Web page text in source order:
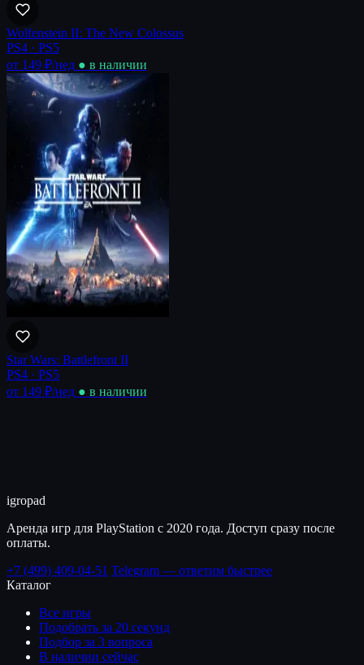
Wolfenstein II: The New Colossus
PS4 · PS5
от 149 ₽/нед ● в наличии
Star Wars: Battlefront II
PS4 · PS5
от 149 ₽/нед ● в наличии
igropad
Аренда игр для PlayStation с 2020 года. Доступ сразу после
оплаты.
+7 (499) 409-04-51 Telegram — ответим быстрее
Каталог
Все игры
Подобрать за 20 секунд
Подбор за 3 вопроса
В наличии сейчас